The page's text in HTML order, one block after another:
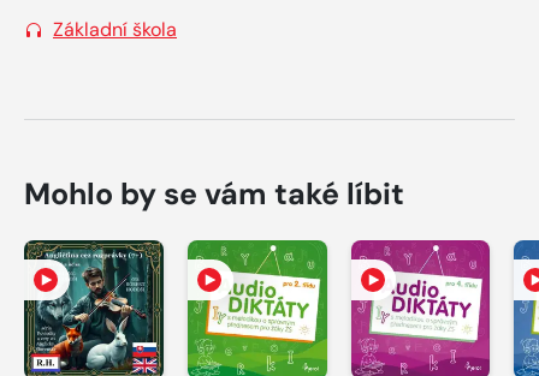
Základní škola
Mohlo by se vám také líbit